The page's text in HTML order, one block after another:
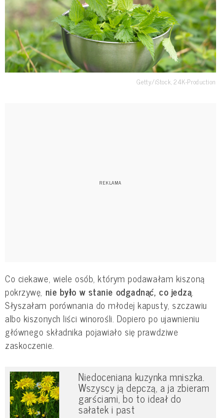
Getty/iStock, 24K-Production
Co ciekawe, wiele osób, którym podawałam kiszoną
pokrzywę, nie było w stanie odgadnąć, co jedzą.
Słyszałam porównania do młodej kapusty, szczawiu
albo kiszonych liści winorośli. Dopiero po ujawnieniu
głównego składnika pojawiało się prawdziwe
zaskoczenie.
Niedoceniana kuzynka mniszka.
Wszyscy ją depczą, a ja zbieram
garściami, bo to ideał do
sałatek i past